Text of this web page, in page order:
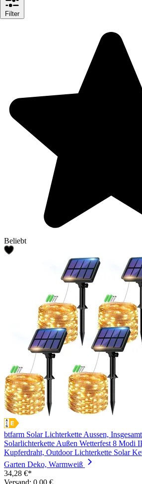
Filter
Beliebt
btfarm Solar Lichterkette Aussen,
Solarlichterkette Außen Wetterfest 8 Modi
Kupferdraht, Outdoor Lichterkette Solar
Garten Deko, Warmweiß
34,28 €*